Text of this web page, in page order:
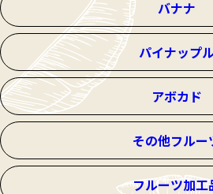
バナナ
パイナップ
アボカド
その他フルー
フルーツ加工